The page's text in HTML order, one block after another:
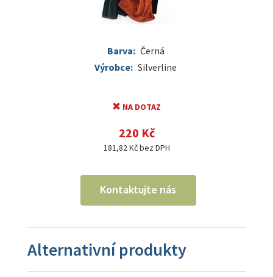
Barva: Černá
Výrobce: Silverline
NA DOTAZ
220 Kč
181,82 Kč bez DPH
Kontaktujte nás
Alternativní produkty